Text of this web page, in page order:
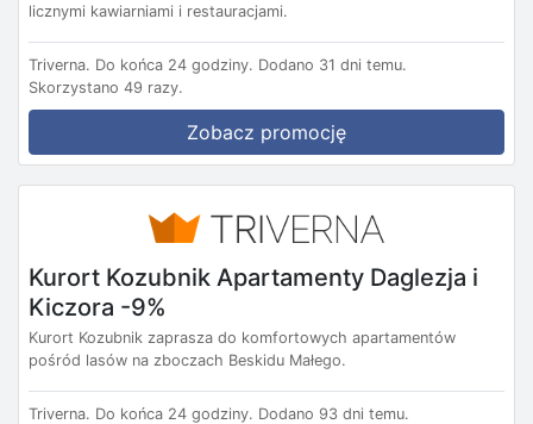
licznymi kawiarniami i restauracjami.
Triverna. Do końca 24 godziny. Dodano 31 dni temu.
Skorzystano 49 razy.
Zobacz promocję
Kurort Kozubnik Apartamenty Daglezja i
Kiczora -9%
Kurort Kozubnik zaprasza do komfortowych apartamentów
pośród lasów na zboczach Beskidu Małego.
Triverna. Do końca 24 godziny. Dodano 93 dni temu.